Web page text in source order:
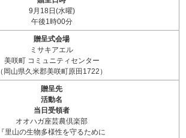
9月18日(水曜)
午後1時00分
贈呈式会場
ミサキアエル
美咲町 コミュニティセンター
（岡山県久米郡美咲町原田1722）
贈呈先
活動名
当日受領者
オオハガ座芸農倶楽部
『里山の生物多様性を守るために